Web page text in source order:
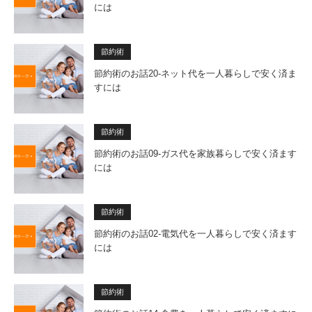
には
節約術
節約術のお話20-ネット代を一人暮らしで安く済ま
すには
節約術
節約術のお話09-ガス代を家族暮らしで安く済ます
には
節約術
節約術のお話02-電気代を一人暮らしで安く済ます
には
節約術